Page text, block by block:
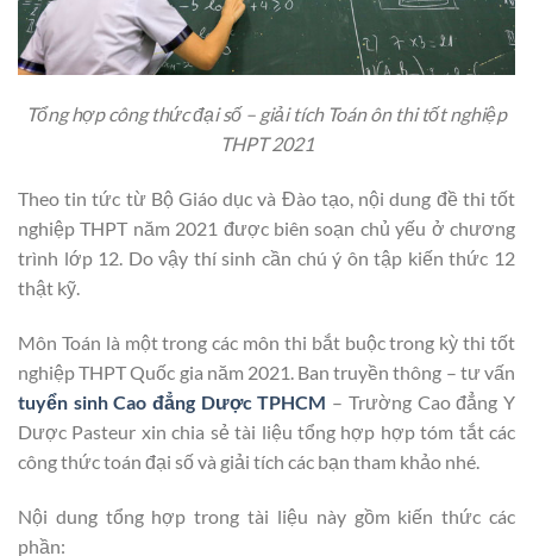
Tổng hợp công thức đại số – giải tích Toán ôn thi tốt nghiệp
THPT 2021
Theo tin tức từ Bộ Giáo dục và Đào tạo, nội dung đề thi tốt
nghiệp THPT năm 2021 được biên soạn chủ yếu ở chương
trình lớp 12. Do vậy thí sinh cần chú ý ôn tập kiến thức 12
thật kỹ.
Môn Toán là một trong các môn thi bắt buộc trong kỳ thi tốt
nghiệp THPT Quốc gia năm 2021. Ban truyền thông – tư vấn
tuyển sinh Cao đẳng Dược TPHCM – Trường Cao đẳng Y
Dược Pasteur xin chia sẻ tài liệu tổng hợp hợp tóm tắt các
công thức toán đại số và giải tích các bạn tham khảo nhé.
Nội dung tổng hợp trong tài liệu này gồm kiến thức các
phần: